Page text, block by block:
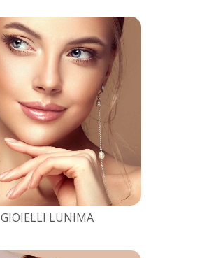
GIOIELLI LUNIMA